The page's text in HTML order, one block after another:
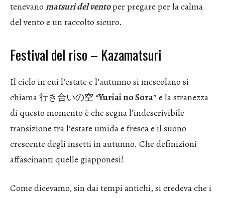
tenevano matsuri del ventoper pregare per la calma
del vento e un raccolto sicuro.
Festival del riso – Kazamatsuri
Il cielo in cui l’estate e l’autunno si mescolano si
chiama 行き合いの空 “Yuriai no Sora” e la stranezza
di questo momento è che segna l’indescrivibile
transizione tra l’estate umida e fresca e il suono
crescente degli insetti in autunno. Che definizioni
affascinanti quelle giapponesi!
Come dicevamo, sin dai tempi antichi, si credeva che i